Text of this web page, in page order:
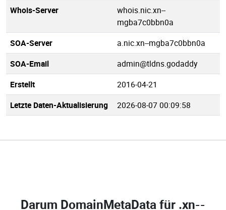
Whois-Server
whois.nic.xn--
mgba7c0bbn0a
SOA-Server
a.nic.xn--mgba7c0bbn0a
SOA-Email
admin@tldns.godaddy
Erstellt
2016-04-21
Letzte Daten-Aktualisierung
2026-08-07 00:09:58
Darum DomainMetaData für .xn--